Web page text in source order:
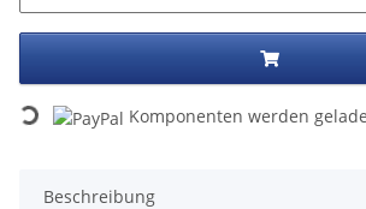
Loading... Komponenten werden
Beschreibung